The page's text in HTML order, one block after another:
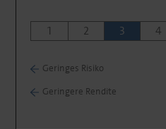
1 2 3 4
Geringes Risiko
Geringere Rendite